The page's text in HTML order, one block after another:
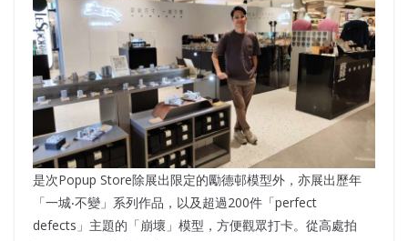
是次Popup Store除展出限定的勵德邨模型外，亦展出歷年
「一城‧不變」系列作品，以及超過200件「perfect
defects」主題的「崩壞」模型，方便觀眾打卡。從高處拍